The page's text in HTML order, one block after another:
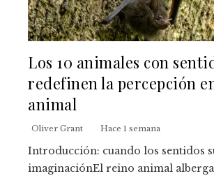
Los 10 animales con
redefinen la percepción
animal
Oliver Grant Hace 1 semana
Introducción: cuando los sentidos
imaginaciónEl reino animal